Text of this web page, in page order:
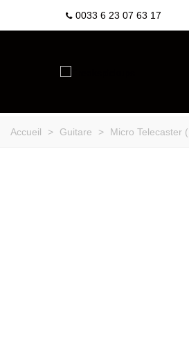
0033 6 23 07 63 17
Accueil > Guitare > Micro Telecaster